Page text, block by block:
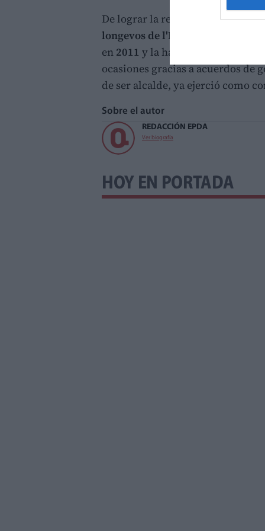
De lograr la reelección,
longevos de l'Horta Nord
. El
en 2011 y la ha mantenido en las
ocasiones gracias a acuerdos de
de ser alcalde, ya ejerció como
Sobre el autor
REDACCIÓN EPDA
Ver biografía
HOY EN PORTADA